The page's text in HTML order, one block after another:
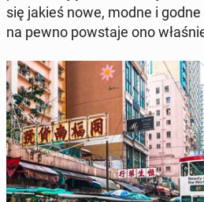
się jakieś nowe, modne i
na pewno po­wsta­je ono